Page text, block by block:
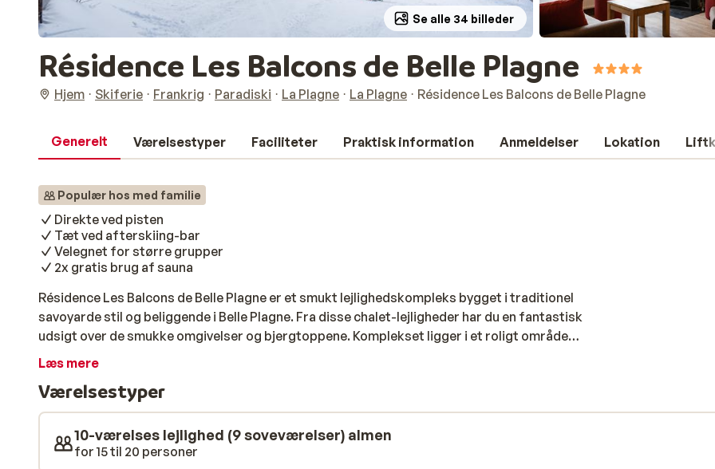
Se alle 34 billeder
Résidence Les Balcons de Belle Plagne
Hjem Skiferie Frankrig Paradiski La Plagne La Plagne Résidence Les Balcons de Belle Plagne
Generelt Værelsestyper Faciliteter Praktisk information Anmeldelser Lokation
Populær hos med familie
Direkte ved pisten
Tæt ved afterskiing-bar
Velegnet for større grupper
2x gratis brug af sauna
Résidence Les Balcons de Belle Plagne er et smukt lejlighedskompleks bygget i traditionel
savoyarde stil og beliggende i Belle Plagne. Fra disse chalet-lejligheder har du en fantastisk
udsigt over de smukke omgivelser og bjergtoppene. Komplekset ligger i et roligt område
direkte ved pisten. Det hyggelige og atmosfæriske centrum af Belle Plagne, ligger kun nogle
chaletterne er særligt velegnede til større grupper.
Læs mere
Værelsestyper
10-værelses lejlighed (9 soveværelser) almen
for 15 til 20 personer